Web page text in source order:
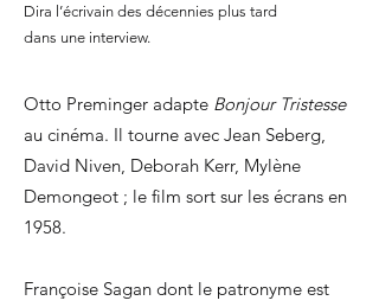
Dira l’écrivain des décennies plus tard
dans une interview.
Otto Preminger adapte Bonjour Tristesse
au cinéma. Il tourne avec Jean Seberg,
David Niven, Deborah Kerr, Mylène
Demongeot ; le film sort sur les écrans en
1958.
Françoise Sagan dont le patronyme est